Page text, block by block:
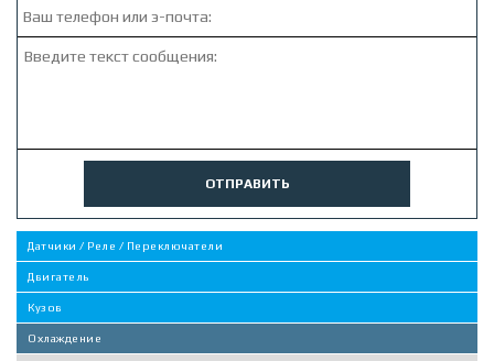
ОТПРАВИТЬ
Датчики / Реле / Переключатели
Двигатель
Кузов
Охлаждение